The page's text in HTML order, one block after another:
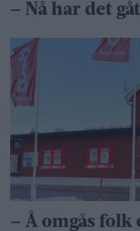
– Nå har det
– Å omgås folk